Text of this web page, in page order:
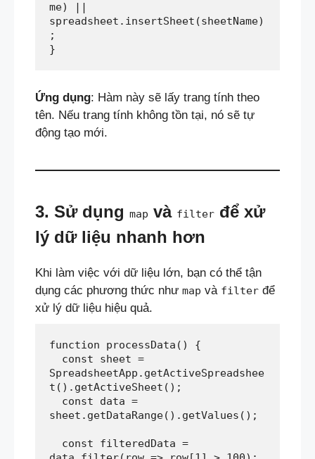
me) ||
spreadsheet.insertSheet(sheetName)
;
}
Ứng dụng: Hàm này sẽ lấy trang tính theo
tên. Nếu trang tính không tồn tại, nó sẽ tự
động tạo mới.
3. Sử dụng map và filter để xử
lý dữ liệu nhanh hơn
Khi làm việc với dữ liệu lớn, bạn có thể tận
dụng các phương thức như map và filter để
xử lý dữ liệu hiệu quả.
function processData() {
SpreadsheetApp.getActiveSpreadshee
t().getActiveSheet();